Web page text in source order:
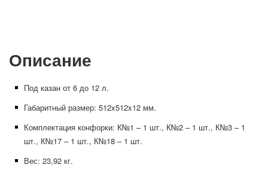
Описание
Под казан от 6 до 12 л.
Габаритный размер: 512x512x12 мм.
Комплектация конфорки: К№1 – 1 шт., К№2 – 1 шт., К№3 – 1
шт., К№17 – 1 шт., К№18 – 1 шт.
Вес: 23,92 кг.